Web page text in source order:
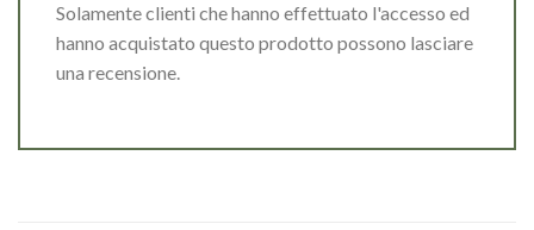
Solamente clienti che hanno effettuato l'accesso ed
hanno acquistato questo prodotto possono lasciare
una recensione.